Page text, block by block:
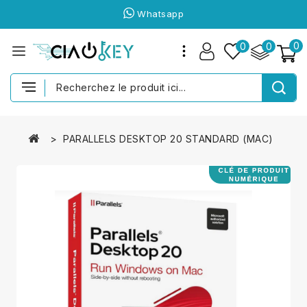
Whatsapp
0
0
0
PARALLELS DESKTOP 20 STANDARD (MAC)